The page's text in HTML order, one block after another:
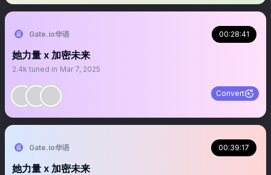
Gate.io华语 00:28:41
她力量 x 加密未来
2.4k tuned in Mar 7, 2025
Convert
Gate.io华语 00:39:17
她力量 x 加密未来